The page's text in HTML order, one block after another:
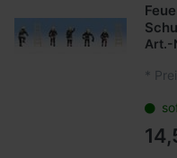
Art.-
*